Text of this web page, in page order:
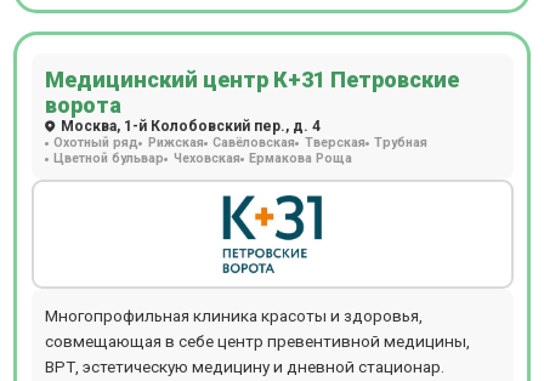
Медицинский центр К+31 Петровские
ворота
Москва, 1-й Колобовский пер., д. 4
Охотный ряд Рижская Савёловская Тверская
Трубная
Цветной бульвар Чеховская Ермакова Роща
Многопрофильная клиника красоты и здоровья,
совмещающая в себе центр превентивной медицины,
ВРТ, эстетическую медицину и дневной стационар.